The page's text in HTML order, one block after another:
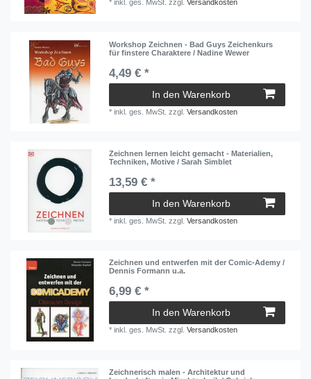
*inkl. ges. MwSt. zzgl.Versandkosten
Workshop Zeichnen - Bad Guys Zeichenkurs
für finstere Charaktere / Nadine Wewer
4,49 € *
In den Warenkorb
*inkl. ges. MwSt. zzgl.Versandkosten
Zeichnen lernen leicht gemacht - Materialien,
Techniken, Motive / Sarah Simblet
13,59 € *
In den Warenkorb
*inkl. ges. MwSt. zzgl.Versandkosten
Zeichnen und entwerfen mit der Comic-Ademy /
Dennis Formann u.a.
6,99 € *
In den Warenkorb
*inkl. ges. MwSt. zzgl.Versandkosten
Zeichnerisch malen - Architektur und